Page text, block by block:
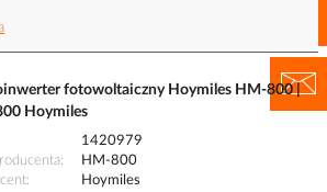
fotowoltaiczny Hoymiles HM-800 |
Hoymiles
1420979
HM-800
Hoymiles